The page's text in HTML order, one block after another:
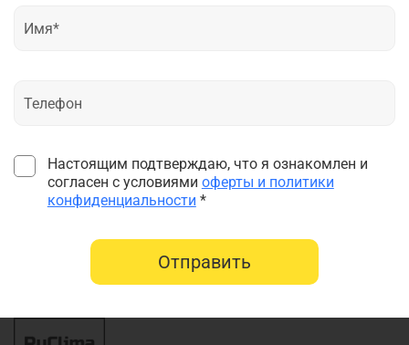
Настоящим подтверждаю, что я ознакомлен и
согласен с условиями оферты и политики
конфиденциальности *
Отправить